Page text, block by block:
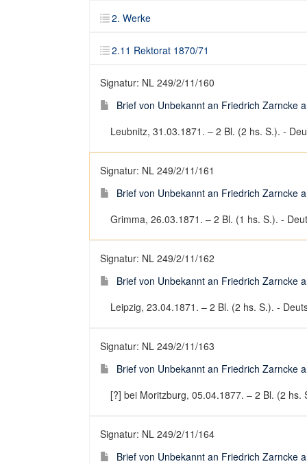
2. Werke
2.11 Rektorat 1870/71
Signatur: NL 249/2/11/160
Brief von Unbekannt an Friedrich Zarncke
Leubnitz, 31.03.1871. – 2 Bl. (2 hs. S.). -
Signatur: NL 249/2/11/161
Brief von Unbekannt an Friedrich Zarncke
Grimma, 26.03.1871. – 2 Bl. (1 hs. S.). -
Signatur: NL 249/2/11/162
Brief von Unbekannt an Friedrich Zarncke
Leipzig, 23.04.1871. – 2 Bl. (2 hs. S.). -
Signatur: NL 249/2/11/163
Brief von Unbekannt an Friedrich Zarncke
[?] bei Moritzburg, 05.04.1877. – 2 Bl. (2 hs.
Signatur: NL 249/2/11/164
Brief von Unbekannt an Friedrich Zarncke